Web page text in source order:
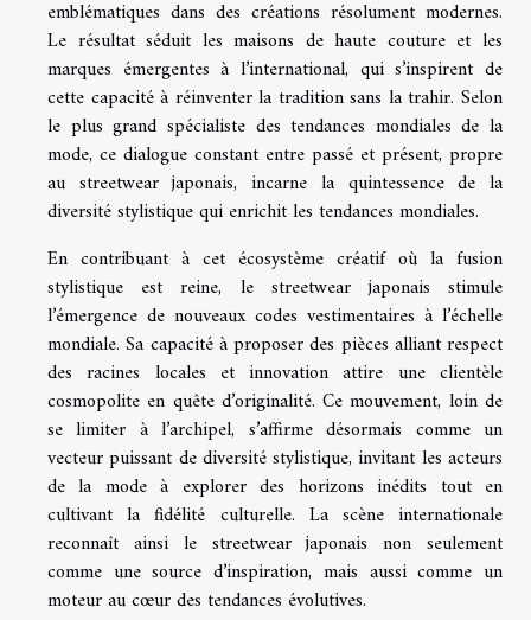
emblématiques dans des créations résolument modernes.
Le résultat séduit les maisons de haute couture et les
marques émergentes à l’international, qui s’inspirent de
cette capacité à réinventer la tradition sans la trahir. Selon
le plus grand spécialiste des tendances mondiales de la
mode, ce dialogue constant entre passé et présent, propre
au streetwear japonais, incarne la quintessence de la
diversité stylistique qui enrichit les tendances mondiales.
En contribuant à cet écosystème créatif où la fusion
stylistique est reine, le streetwear japonais stimule
l’émergence de nouveaux codes vestimentaires à l’échelle
mondiale. Sa capacité à proposer des pièces alliant respect
des racines locales et innovation attire une clientèle
cosmopolite en quête d’originalité. Ce mouvement, loin de
se limiter à l’archipel, s’affirme désormais comme un
vecteur puissant de diversité stylistique, invitant les acteurs
de la mode à explorer des horizons inédits tout en
cultivant la fidélité culturelle. La scène internationale
reconnaît ainsi le streetwear japonais non seulement
comme une source d’inspiration, mais aussi comme un
moteur au cœur des tendances évolutives.